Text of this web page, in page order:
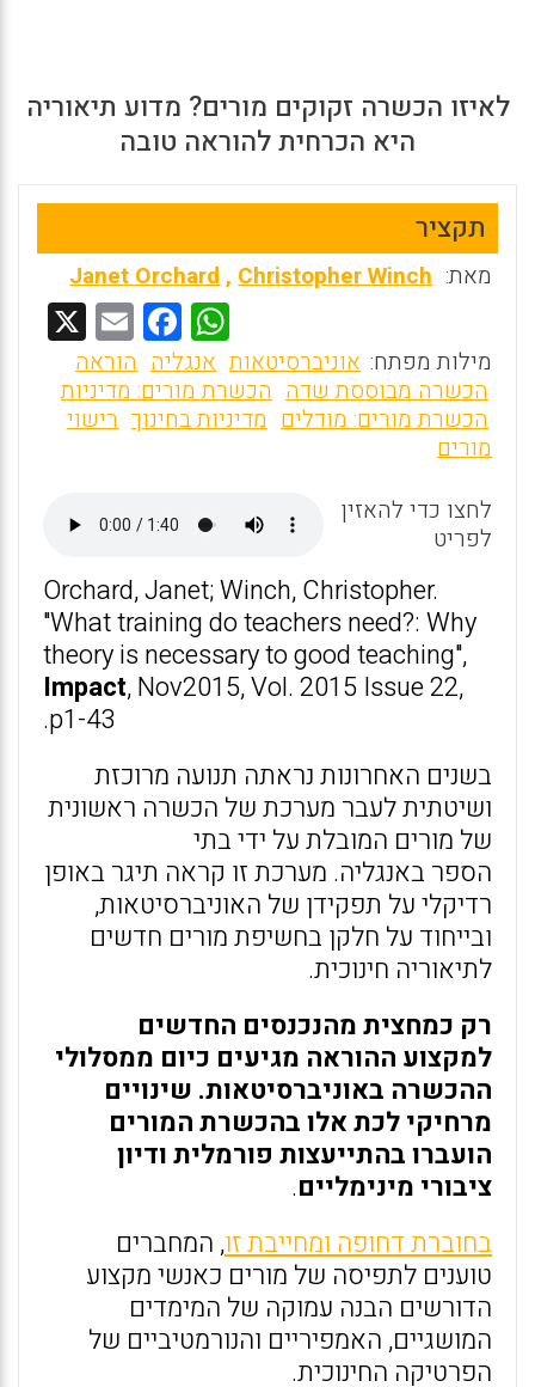
לאיזו הכשרה זקוקים מורים? מדוע תיאוריה
היא הכרחית להוראה טובה
תקציר
מאת: Janet Orchard,Christopher Winch
W
h
at
s
p
F
a
ce
b
o
k
E
m
ai
l
מילות מפתח: אוניברסיטאות אנגליה הוראה
הכשרה מבוססת שדה הכשרת מורים: מדיניות
הכשרת מורים: מודלים מדיניות בחינוך רישוי
מורים
לחצו כדי להאזין
לפריט
Orchard, Janet; Winch, Christopher.
"What training do teachers need?: Why
theory is necessary to good teaching",
Impact, Nov2015, Vol. 2015 Issue 22,
p1-43.
בשנים האחרונות נראתה תנועה מרוכזת
ושיטתית לעבר מערכת של הכשרה ראשונית
של מורים המובלת על ידי בתי
הספר באנגליה. מערכת זו קראה תיגר באופן
רדיקלי על תפקידן של האוניברסיטאות,
ובייחוד על חלקן בחשיפת מורים חדשים
לתיאוריה חינוכית.
רק כמחצית מהנכנסים החדשים
למקצוע ההוראה מגיעים כיום ממסלולי
ההכשרה באוניברסיטאות. שינויים
מרחיקי לכת אלו בהכשרת המורים
הועברו בהתייעצות פורמלית ודיון
ציבורי מינימליים.
בחוברת דחופה ומחייבת זו, המחברים
טוענים לתפיסה של מורים כאנשי מקצוע
הדורשים הבנה עמוקה של המימדים
המושגיים, האמפיריים והנורמטיביים של
הפרטיקה החינוכית.